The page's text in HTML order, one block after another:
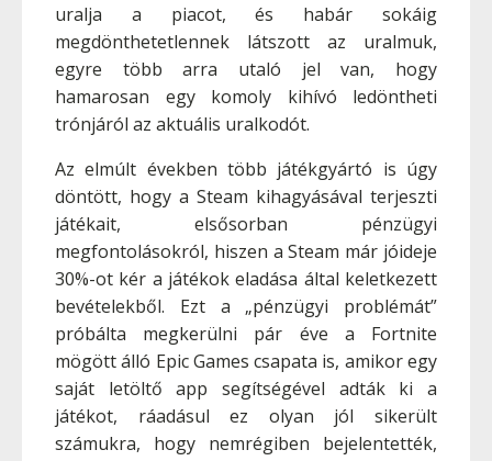
uralja a piacot, és habár sokáig
megdönthetetlennek látszott az uralmuk,
egyre több arra utaló jel van, hogy
hamarosan egy komoly kihívó ledöntheti
trónjáról az aktuális uralkodót.
Az elmúlt években több játékgyártó is úgy
döntött, hogy a Steam kihagyásával terjeszti
játékait, elsősorban pénzügyi
megfontolásokról, hiszen a Steam már jóideje
30%-ot kér a játékok eladása által keletkezett
bevételekből. Ezt a „pénzügyi problémát”
próbálta megkerülni pár éve a Fortnite
mögött álló Epic Games csapata is, amikor egy
saját letöltő app segítségével adták ki a
játékot, ráadásul ez olyan jól sikerült
számukra, hogy nemrégiben bejelentették,